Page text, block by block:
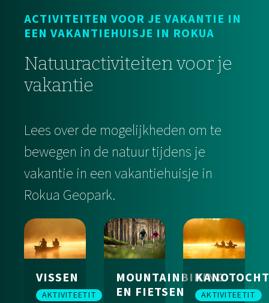
ACTIVITEITEN VOOR JE VAKANTIE IN
EEN VAKANTIEHUISJE IN ROKUA
Natuuractiviteiten voor je
vakantie
Lees over de mogelijkheden om te
bewegen in de natuur tijdens je
vakantie in een vakantiehuisje in
Rokua Geopark.
VISSEN
AKTIVITEETIT
MOUNTAINBIKING
EN FIETSEN
AKTIVITEETIT